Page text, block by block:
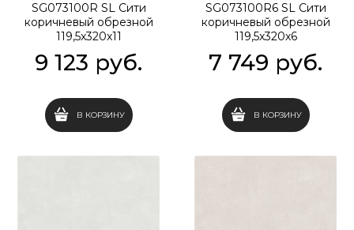
SG073100R SL Сити
коричневый обрезной
119,5x320х11
9 123 руб.
В КОРЗИНУ
SG073100R6 SL Сити
коричневый обрезной
119,5x320х6
7 749 руб.
В КОРЗИНУ